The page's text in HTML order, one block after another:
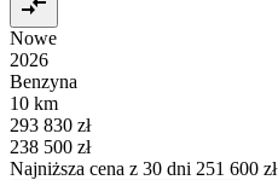
Nowe
2026
Benzyna
10 km
293 830 zł
238 500 zł
Najniższa cena z 30 dni 251 600 zł